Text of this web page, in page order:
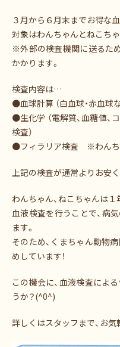
３月から６月末までお得な
対象はわんちゃんとねこちゃ
※外部の検査機関に送るた
かかります。
検査内容は…
●血球計算 （白血球・赤血球
●生化学 （電解質、血糖値
検査）
●フィラリア検査 ※わんち
上記の検査が通常よりお安
わんちゃん、ねこちゃんは
血液検査を行うことで、病
ます。
そのため、くまちゃん動物
めしています！
この機会に、血液検査によ
うか？(^0^)
詳しくはスタッフまで、お気